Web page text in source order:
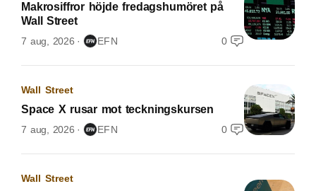
Makrosiffror höjde fredagshumöret på
Wall Street
7 aug, 2026 EFN 0
Wall Street
Space X rusar mot teckningskursen
7 aug, 2026 EFN 0
Wall Street